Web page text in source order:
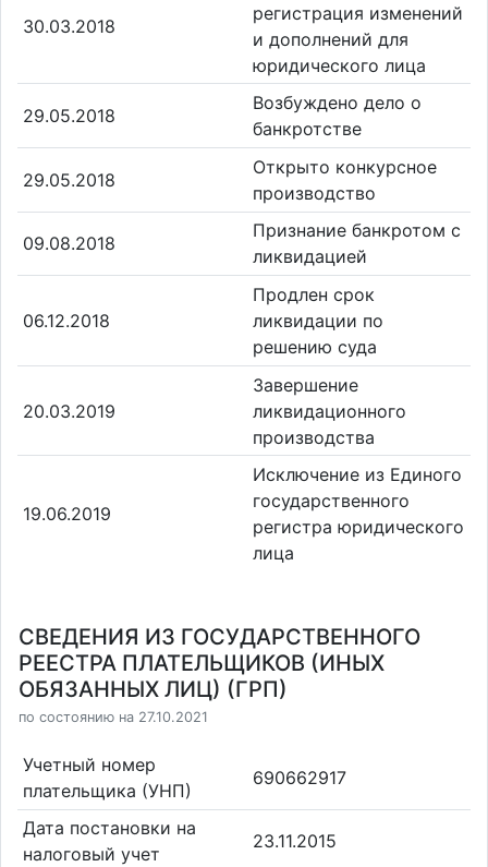
30.03.2018
регистрация изменений
и дополнений для
юридического лица
29.05.2018
Возбуждено дело о
банкротстве
29.05.2018
Открыто конкурсное
производство
09.08.2018
Признание банкротом с
ликвидацией
06.12.2018
Продлен срок
ликвидации по
решению суда
20.03.2019
Завершение
ликвидационного
производства
19.06.2019
Исключение из Единого
государственного
регистра юридического
лица
СВЕДЕНИЯ ИЗ ГОСУДАРСТВЕННОГО
РЕЕСТРА ПЛАТЕЛЬЩИКОВ (ИНЫХ
ОБЯЗАННЫХ ЛИЦ) (ГРП)
по состоянию на 27.10.2021
Учетный номер
плательщика (УНП)
690662917
Дата постановки на
налоговый учет
23.11.2015